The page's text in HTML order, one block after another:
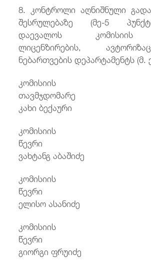
8. კონტროლი აღნიშნული
შესრულებაზე (მე-5
დაევალოს კომისიის
ლიცენზირების,
ნებართვების დეპარტამენტს (მ.
კომისიის
კახი ბექაური
კომისიის
ვახტანგ აბაშიძე
კომისიის
ელისო ასანიძე
კომისიის
გიორგი ფრუიძე